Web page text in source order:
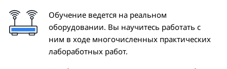
Обучение ведется на реальном
оборудовании. Вы научитесь работать с
ним в ходе многочисленных практических
лабоработных работ.